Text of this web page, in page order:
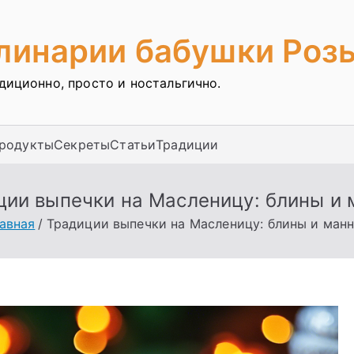
бабушки
просто и ностальгично.
СекретыСтатьиТрадиции
выпечки на Масленицу: блины и
Традиции выпечки на Масленицу: блины и